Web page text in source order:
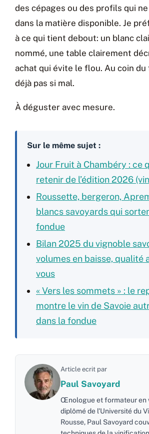
des cépages ou des profils qui
dans la matière disponible. Je
à ce qui tient debout: un blanc
nommé, une table clairement
achat qui évite le flou. Au coin du
déjà pas si mal.
À déguster avec mesure.
Sur le même sujet :
Jour Fruit à Chambéry : ce
retenir de l’édition 2026
Roussette, bergeron,
blancs savoyards qui
fondue
Bilan 2025 du vignoble
volumes en baisse, qualité
vous
« Vers les sommets » : le
montre le vin de Savoie
dans la fondue
Article ecrit par
Paul Savoyard
Œnologue et formateur en
diplômé de l'Université du
Rousse, Paul Savoyard